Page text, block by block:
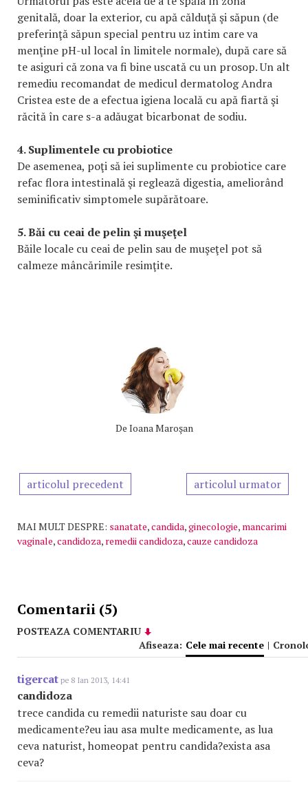
genitală, doar la exterior, cu apă călduţă şi săpun (de
preferinţă săpun special pentru uz intim care va
menţine pH-ul local în limitele normale), după care să
te asiguri că zona va fi bine uscată cu un prosop. Un alt
remediu recomandat de medicul dermatolog Andra
Cristea este de a efectua igiena locală cu apă fiartă şi
răcită în care s-a adăugat bicarbonat de sodiu.
4. Suplimentele cu probiotice
De asemenea, poţi să iei suplimente cu probiotice care
refac flora intestinală şi reglează digestia, ameliorând
seminificativ simptomele supărătoare.
5. Băi cu ceai de pelin şi muşeţel
Băile locale cu ceai de pelin sau de muşeţel pot să
calmeze mâncărimile resimţite.
De Ioana Maroşan
articolul precedent articolul urmator
MAI MULT DESPRE: sanatate,candida,ginecologie, mancarimi
vaginale,candidoza, remedii candidoza,cauze candidoza
Comentarii (5)
POSTEAZA COMENTARIU
Afiseaza: Cele mai recente |
tigercat pe 8 Ian 2013, 14:41
candidoza
trece candida cu remedii naturiste sau doar cu
medicamente?eu iau asa multe medicamente, as lua
ceva naturist, homeopat pentru candida?exista asa
ceva?